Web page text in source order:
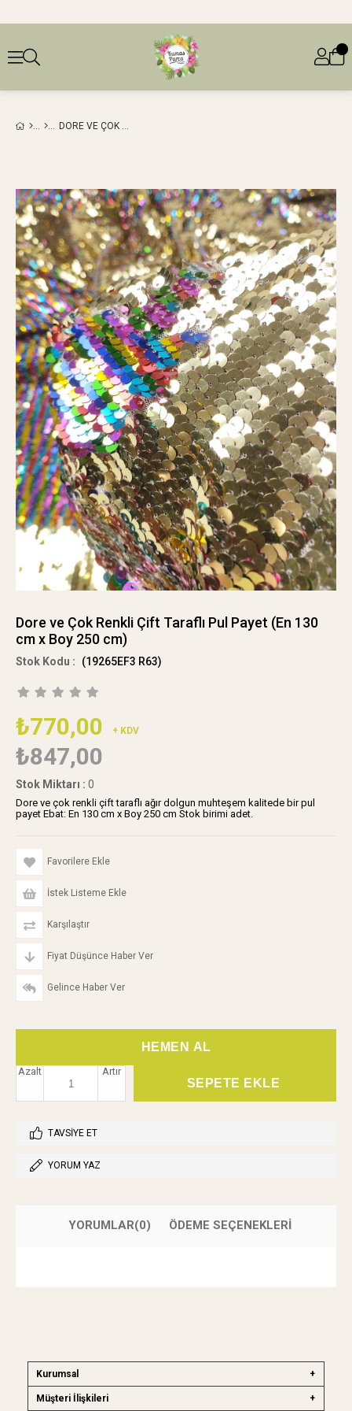
DORE VE ÇOK RENKLI ÇIFT TARAFLI PUL PAYET (EN 130 CM X BOY 250 CM)
Dore ve Çok Renkli Çift Taraflı Pul Payet (En 130
cm x Boy 250 cm)
(19265EF3 R63)
₺770,00 + KDV
₺847,00
Stok Miktarı : 0
Dore ve çok renkli çift taraflı ağır dolgun muhteşem kalitede bir pul
payet Ebat: En 130 cm x Boy 250 cm Stok birimi adet.
Favorilere Ekle
İstek Listeme Ekle
Karşılaştır
Fiyat Düşünce Haber Ver
Gelince Haber Ver
Artır
Azalt
TAVSIYE ET
YORUM YAZ
YORUMLAR(0) ÖDEME SEÇENEKLERI
Kurumsal
Müşteri İlişkileri